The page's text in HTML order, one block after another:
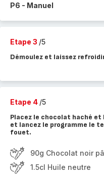
P6 - Manuel
Etape 3 /5
Démoulez et laissez
Etape 4 /5
Placez le chocolat haché
et lancez le programme le
fouet.
90g Chocolat noir
1.5cl Huile neutre